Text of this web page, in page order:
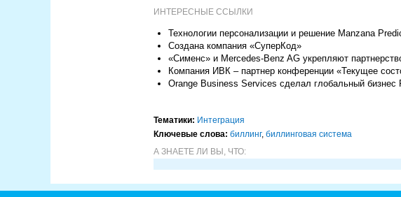
ИНТЕРЕСНЫЕ ССЫЛКИ
Технологии персонализации и решение Manzana
Создана компания «СуперКод»
«Сименс» и Mercedes-Benz AG укрепляют
Компания ИВК – партнер конференции «Текущее
Orange Business Services сделал глобальный бизнес
Тематики: Интеграция
Ключевые слова: биллинг, биллинговая система
А ЗНАЕТЕ ЛИ ВЫ, ЧТО: